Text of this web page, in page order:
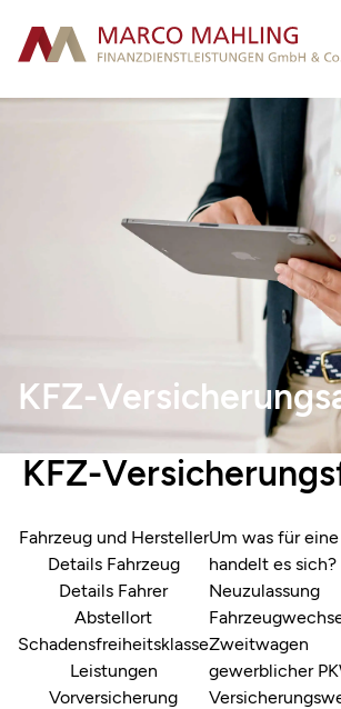
KFZ-
KFZ-
Fahrzeug und Hersteller
Details Fahrzeug
Details Fahrer
Abstellort
Schadensfreiheitsklasse
Leistungen
Vorversicherung
Abschnitt
Um was für
handelt es sich?
Neuzulassung
Zweitwagen
gewerblicher